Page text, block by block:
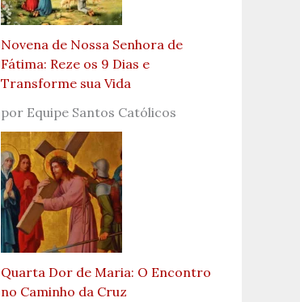
Novena de Nossa Senhora de
Fátima: Reze os 9 Dias e
Transforme sua Vida
por Equipe Santos Católicos
Quarta Dor de Maria: O Encontro
no Caminho da Cruz